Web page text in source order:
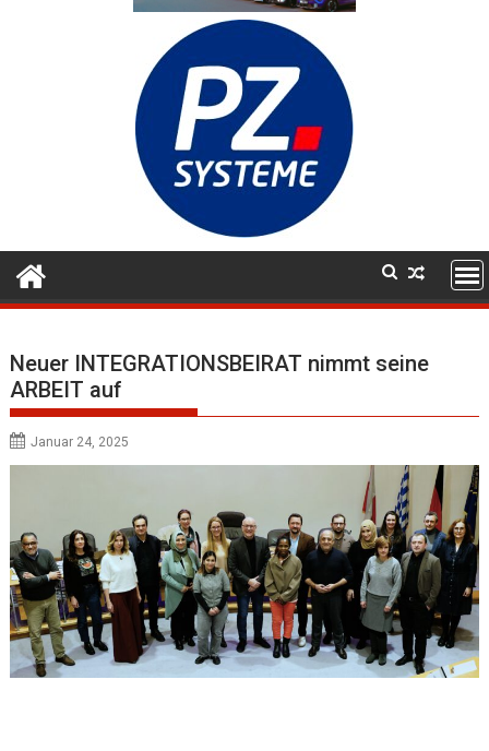
Neuer INTEGRATIONSBEIRAT nimmt seine
ARBEIT auf
Januar 24, 2025